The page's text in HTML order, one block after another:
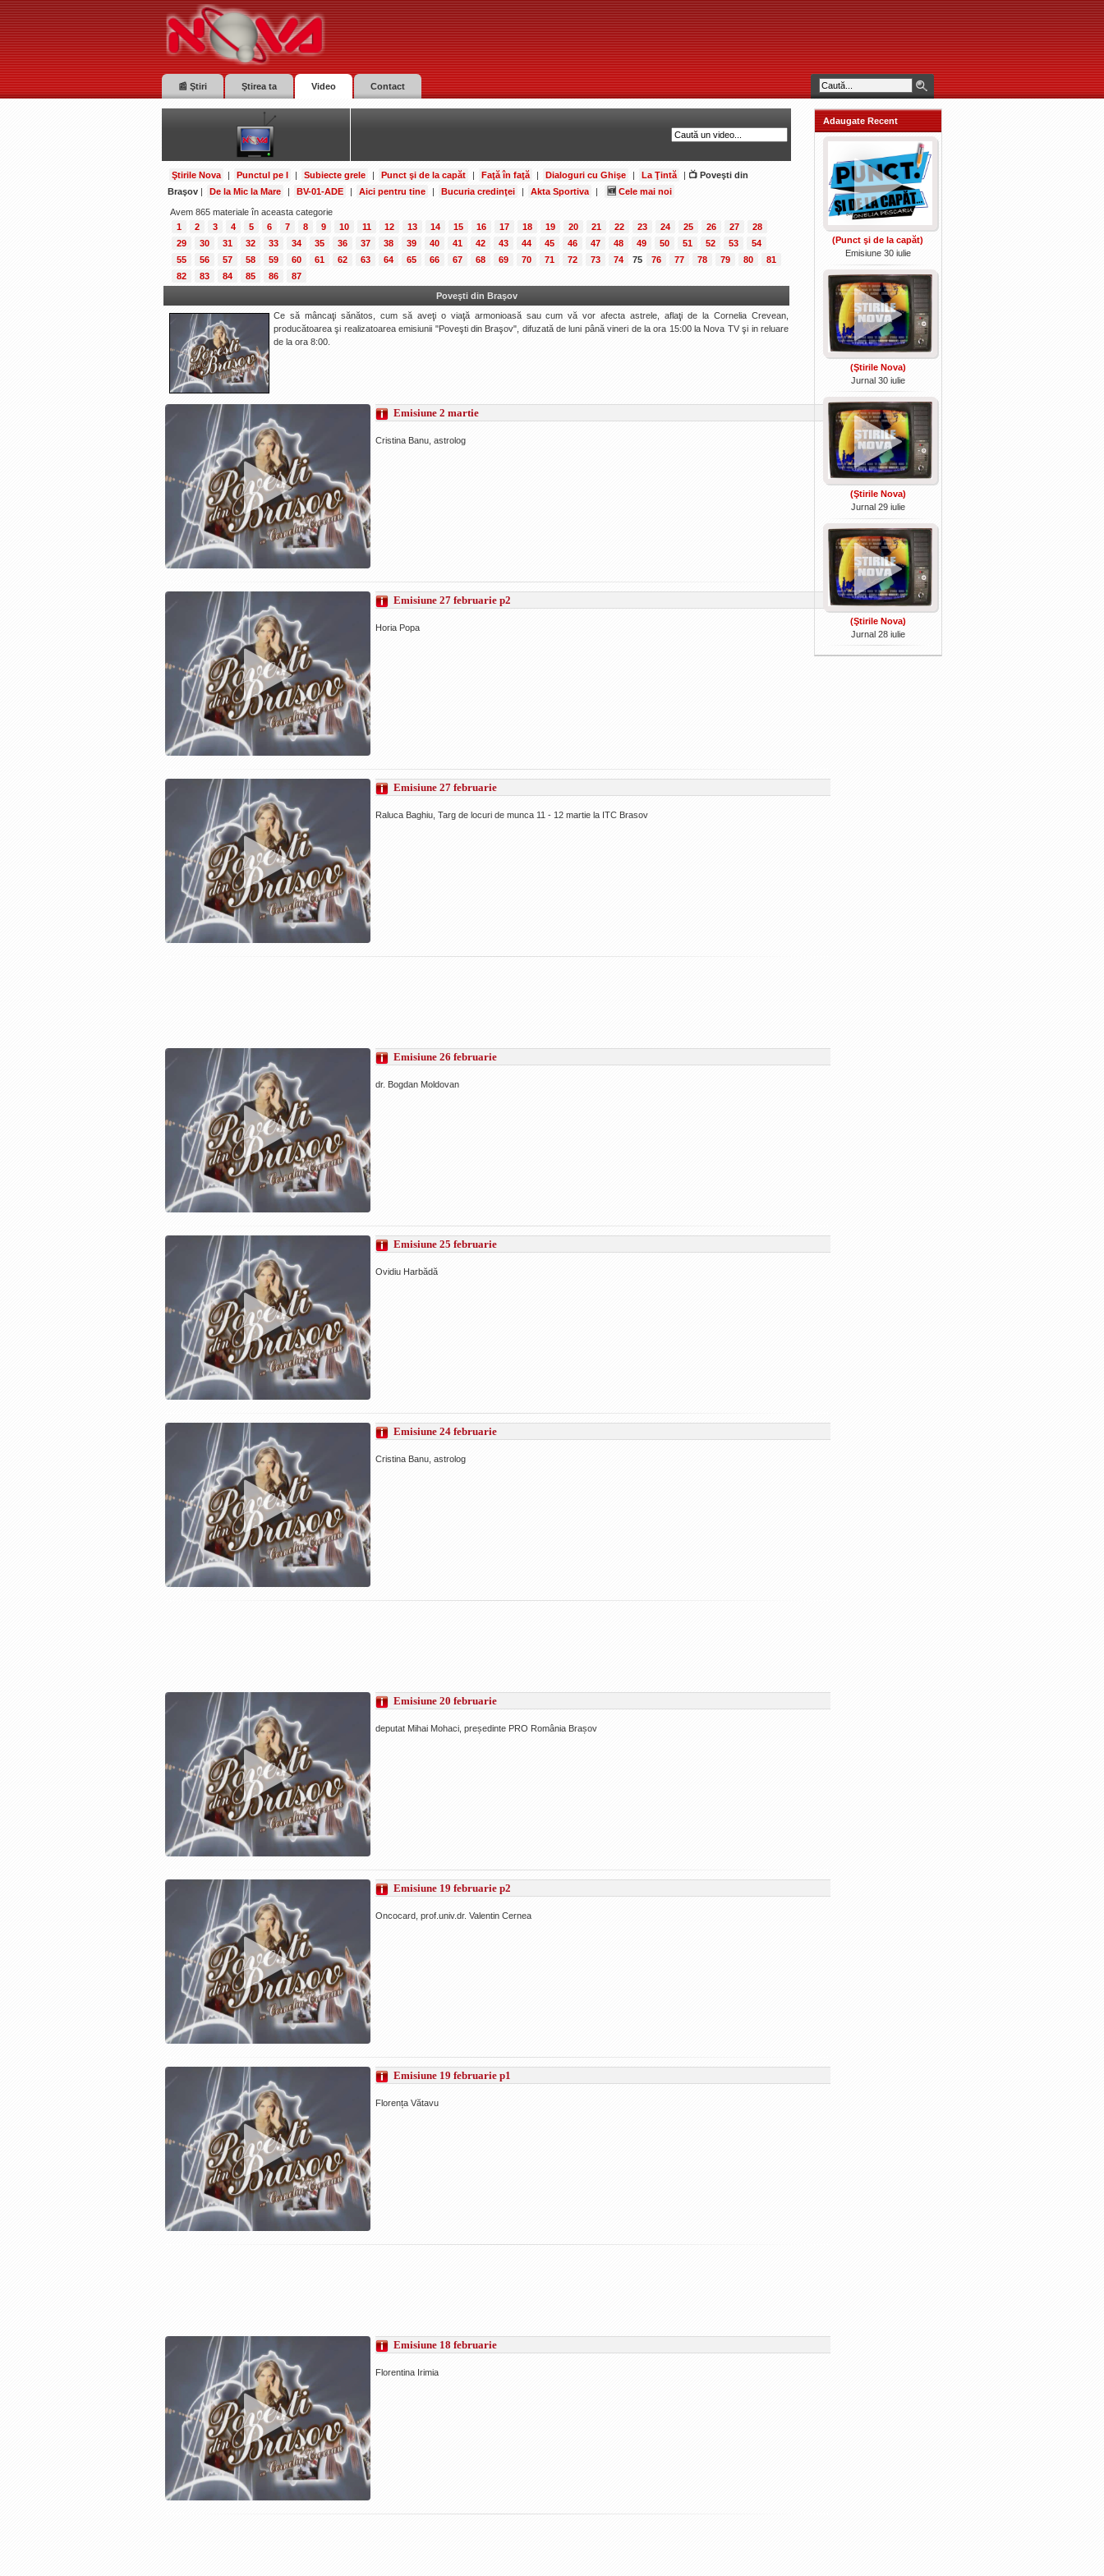
📰 Ştiri Ştirea ta Video Contact
Ştirile Nova | Punctul pe I | Subiecte grele | Punct şi de la capăt | Faţă în faţă | Dialoguri cu Ghişe | La Ţintă | 📺 Poveşti din
Braşov | De la Mic la Mare | BV-01-ADE | Aici pentru tine | Bucuria credinţei | Akta Sportiva | 🆕Cele mai noi
Avem 865 materiale în aceasta categorie
1
2 3 4 5 6 7 8 9 10 11 12 13 14 15 16 17 18 19 20 21 22 23 24 25 26 27
28
29
30 31 32 33 34 35 36 37 38 39 40 41 42 43 44 45 46 47 48 49 50 51 52 53
54
55
56 57 58 59 60 61 62 63 64 65 66 67 68 69 70 71 72 73 74 75 76 77 78 79 80
81
82
83 84 85 86
87
Poveşti din Braşov
Ce să mâncaţi sănătos, cum să aveţi o viaţă armonioasă sau cum vă vor afecta astrele, aflaţi de la Cornelia Crevean,
producătoarea şi realizatoarea emisiunii "Poveşti din Braşov", difuzată de luni până vineri de la ora 15:00 la Nova TV şi in reluare
de la ora 8:00.
Emisiune 2 martie
Cristina Banu, astrolog
Emisiune 27 februarie p2
Horia Popa
Emisiune 27 februarie
Raluca Baghiu, Targ de locuri de munca 11 - 12 martie la ITC Brasov
Emisiune 26 februarie
dr. Bogdan Moldovan
Emisiune 25 februarie
Ovidiu Harbădă
Emisiune 24 februarie
Cristina Banu, astrolog
Emisiune 20 februarie
deputat Mihai Mohaci, președinte PRO România Brașov
Emisiune 19 februarie p2
Oncocard, prof.univ.dr. Valentin Cernea
Emisiune 19 februarie p1
Florența Vătavu
Emisiune 18 februarie
Florentina Irimia
Adaugate Recent
(Punct şi de la capăt)
Emisiune 30 iulie
(Ştirile Nova)
Jurnal 30 iulie
(Ştirile Nova)
Jurnal 29 iulie
(Ştirile Nova)
Jurnal 28 iulie